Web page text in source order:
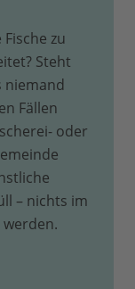
zu
Steht
niemand
Fällen
oder
– nichts im